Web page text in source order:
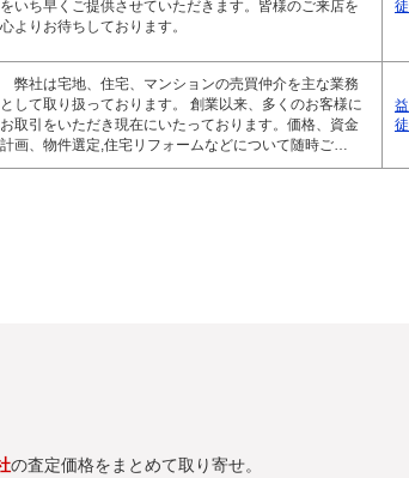
をいち早くご提供させていただきます。皆様のご来店を
心よりお待ちしております。
弊社は宅地、住宅、マンションの売買仲介を主な業務
として取り扱っております。 創業以来、多くのお客様に
お取引をいただき現在にいたっております。価格、資金
計画、物件選定,住宅リフォームなどについて随時ご…
の査定価格をまとめて取り寄せ。